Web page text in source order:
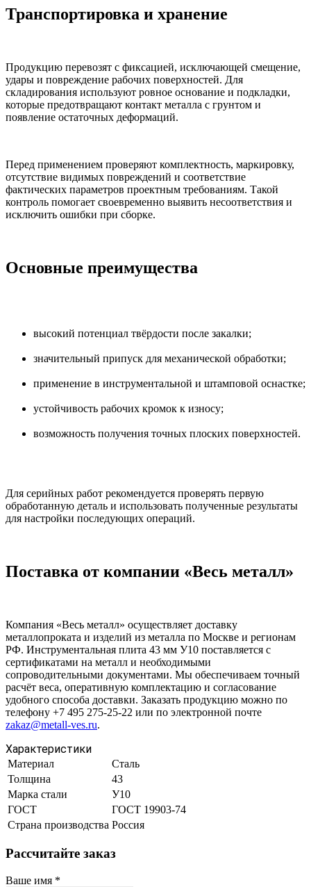
Транспортировка и хранение
Продукцию перевозят с фиксацией, исключающей смещение,
удары и повреждение рабочих поверхностей. Для
складирования используют ровное основание и подкладки,
которые предотвращают контакт металла с грунтом и
появление остаточных деформаций.
Перед применением проверяют комплектность, маркировку,
отсутствие видимых повреждений и соответствие
фактических параметров проектным требованиям. Такой
контроль помогает своевременно выявить несоответствия и
исключить ошибки при сборке.
Основные преимущества
высокий потенциал твёрдости после закалки;
значительный припуск для механической обработки;
применение в инструментальной и штамповой оснастке;
устойчивость рабочих кромок к износу;
возможность получения точных плоских поверхностей.
Для серийных работ рекомендуется проверять первую
обработанную деталь и использовать полученные результаты
для настройки последующих операций.
Поставка от компании «Весь металл»
Компания «Весь металл» осуществляет доставку
металлопроката и изделий из металла по Москве и регионам
РФ. Инструментальная плита 43 мм У10 поставляется с
сертификатами на металл и необходимыми
сопроводительными документами. Мы обеспечиваем точный
расчёт веса, оперативную комплектацию и согласование
удобного способа доставки. Заказать продукцию можно по
телефону +7 495 275-25-22 или по электронной почте
zakaz@metall-ves.ru.
Характеристики
Материал
Сталь
Толщина
43
Марка стали
У10
ГОСТ
ГОСТ 19903-74
Страна производства Россия
Рассчитайте заказ
Ваше имя *